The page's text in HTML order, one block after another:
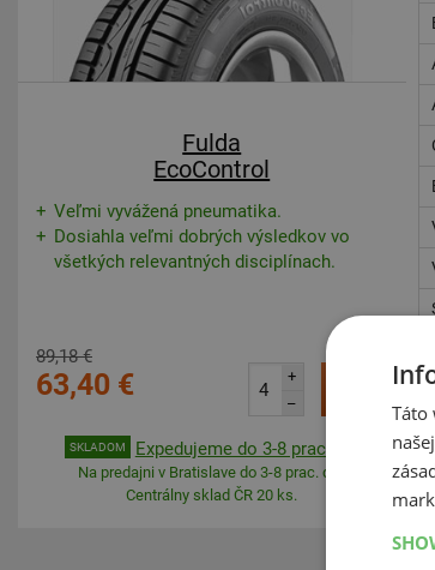
Fulda
EcoControl
Veľmi vyvážená pneumatika.
Dosiahla veľmi dobrých výsledkov vo
všetkých relevantných disciplínach.
89,18 €
63,40 €
+
–
SKLADOM Expedujeme do 3-8 prac. dní
Na predajni v Bratislave do 3-8 prac. dní.
Centrálny sklad ČR 20 ks.
Táto